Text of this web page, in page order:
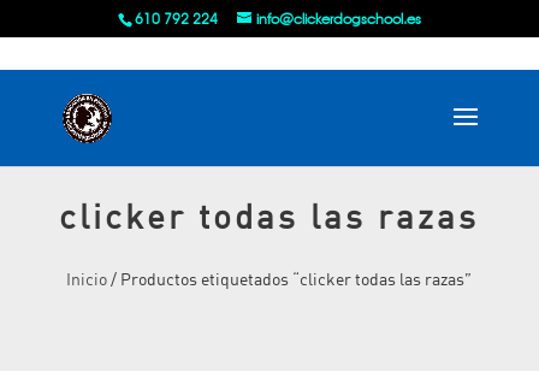
610 792 224 info@clickerdogschool.es
clicker todas las razas
Inicio/ Productos etiquetados “clicker todas las razas”